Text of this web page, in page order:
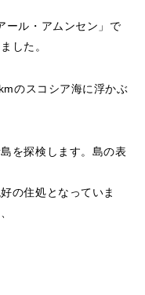
ール・アムンセン」で
した。
のスコシア海に浮かぶ
を探検します。島の表
の住処となっていま